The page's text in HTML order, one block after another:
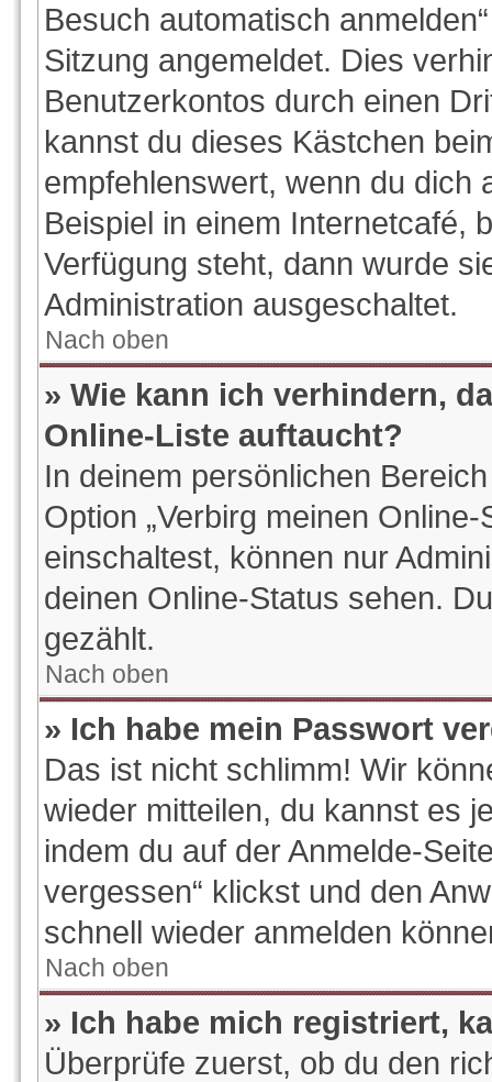
Besuch automatisch
Sitzung angemeldet. Dies
Benutzerkontos durch einen
kannst du dieses Kästchen
empfehlenswert, wenn du dich
Beispiel in einem Internetcafé,
Verfügung steht, dann wurde
Administration ausgeschaltet.
Nach oben
» Wie kann ich verhindern,
Online-Liste auftaucht?
In deinem persönlichen
Option „Verbirg meinen
einschaltest, können nur
deinen Online-Status sehen.
gezählt.
Nach oben
» Ich habe mein Passwort
Das ist nicht schlimm! Wir
wieder mitteilen, du kannst es
indem du auf der Anmelde-
vergessen“ klickst und den
schnell wieder anmelden
Nach oben
» Ich habe mich registriert,
Überprüfe zuerst, ob du den